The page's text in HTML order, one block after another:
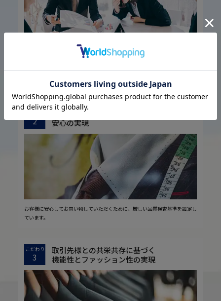
1974年の設立以来培ってきた圧倒的な流通経路を駆使し、大量仕入れや国内
また実用的な機能性を生み出す仕立て、ディテールにまで気を配ったデザイン
を徹底的に追求し、高品質・低価格を実現しています
2
厳しい品質管理体制に基づく
安心の実現
お客様に安心してお買い物していただくために、厳しい品質検査基準を設定し
ています。
こだわり
3
取引先様との共栄共存に基づく
機能性とファッション性の実現